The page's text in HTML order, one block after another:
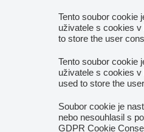
Tento soubor cookie
uživatele s cookies
to store the user
Tento soubor cookie
uživatele s cookies v
used to store the
Soubor cookie je
nebo nesouhlasil s
GDPR Cookie